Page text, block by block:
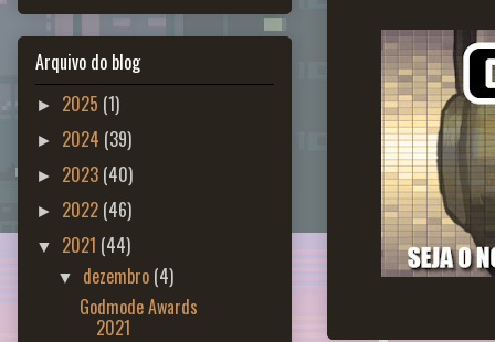
Arquivo do blog
► 2025 (1)
► 2024 (39)
► 2023 (40)
► 2022 (46)
▼ 2021 (44)
▼ dezembro (4)
Godmode Awards
2021